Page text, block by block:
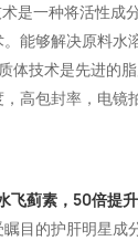
是一种将活性成
能够解决原料水
体技术是先进的
高包封率，电镜
飞蓟素 ， 50倍提
目的护肝明星成